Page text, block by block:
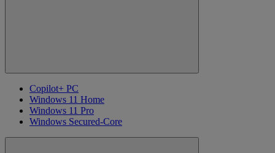
Copilot+ PC
Windows 11 Home
Windows 11 Pro
Windows Secured-Core